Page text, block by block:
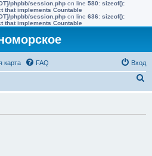
phpbb/session.php on line 580: sizeof():
that implements Countable
phpbb/session.php on line 636: sizeof():
that implements Countable
карта FAQ Вход